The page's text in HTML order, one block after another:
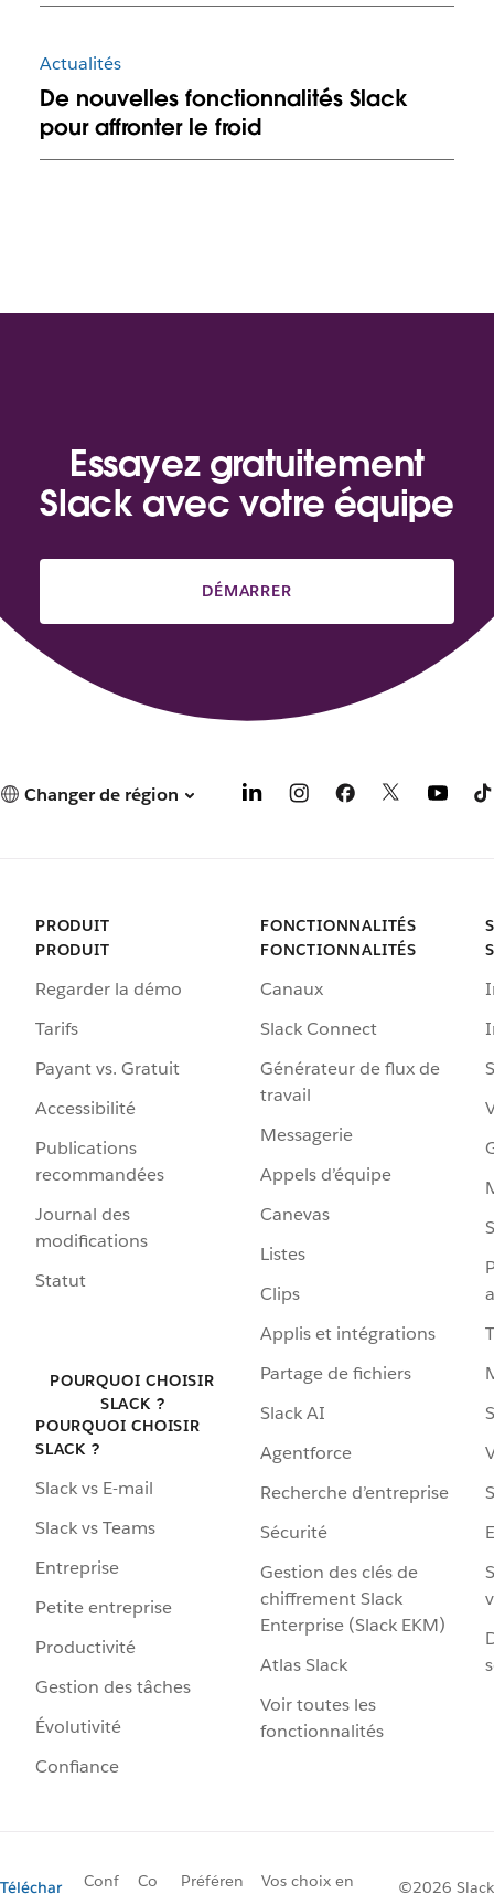
Actualités
De nouvelles fonctionnalités Slack
pour affronter le froid
Essayez gratuitement
Slack avec votre équipe
DÉMARRER
Changer de région
PRODUIT
PRODUIT
Regarder la démo
Tarifs
Payant vs. Gratuit
Accessibilité
Publications
recommandées
Journal des
modifications
Statut
POURQUOI CHOISIR
SLACK ?
POURQUOI CHOISIR
SLACK ?
Slack vs E-mail
Slack vs Teams
Entreprise
Petite entreprise
Productivité
Gestion des tâches
Évolutivité
Confiance
FONCTIONNALITÉS
FONCTIONNALITÉS
Canaux
Slack Connect
Générateur de flux de
travail
Messagerie
Appels d’équipe
Canevas
Listes
Clips
Applis et intégrations
Partage de fichiers
Slack AI
Agentforce
Recherche d’entreprise
Sécurité
Gestion des clés de
chiffrement Slack
Enterprise (Slack EKM)
Atlas Slack
Voir toutes les
fonctionnalités
Téléchar Conf Co Préféren Vos choix en ©2026 Slack